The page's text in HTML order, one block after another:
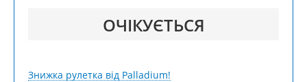
ОЧІКУЄТЬСЯ
Знижка рулетка від Palladium!